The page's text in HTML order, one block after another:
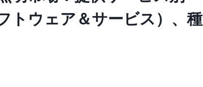
トウェア＆サービス）、種